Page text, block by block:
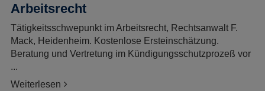
Arbeitsrecht
Tätigkeitsschwepunkt im Arbeitsrecht, Rechtsanwalt F.
Mack, Heidenheim. Kostenlose Ersteinschätzung.
Beratung und Vertretung im Kündigungsschutzprozeß vor
...
Weiterlesen